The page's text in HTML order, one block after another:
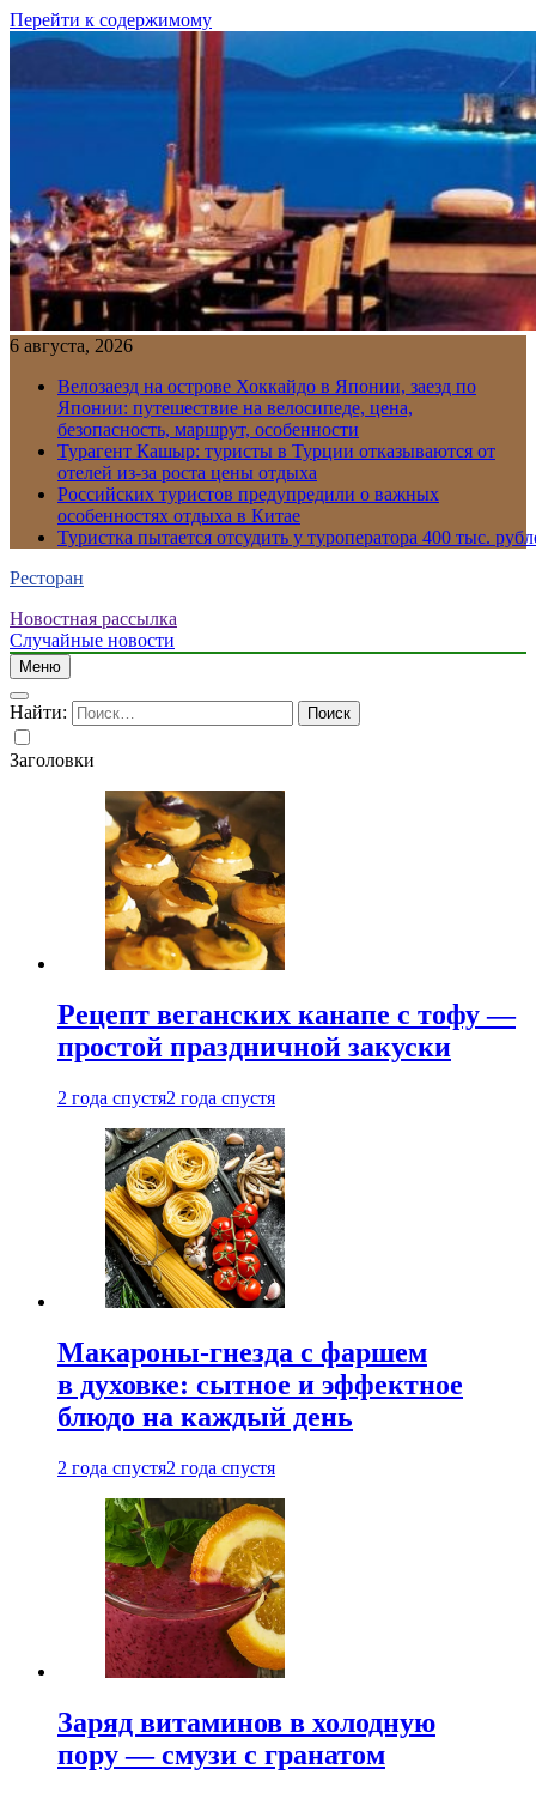
Перейти к содержимому
6 августа, 2026
Велозаезд на острове Хоккайдо в Японии, заезд по
Японии: путешествие на велосипеде, цена,
безопасность, маршрут, особенности
Турагент Кашыр: туристы в Турции отказываются от
отелей из-за роста цены отдыха
Российских туристов предупредили о важных
особенностях отдыха в Китае
Туристка пытается отсудить у туроператора 400 тыс.
Ресторан
Новостная рассылка
Случайные новости
Меню
Найти:
Заголовки
Рецепт веганских канапе с тофу —
простой праздничной закуски
2 года спустя2 года спустя
Макароны-гнезда с фаршем
в духовке: сытное и эффектное
блюдо на каждый день
2 года спустя2 года спустя
Заряд витаминов в холодную
пору — смузи с гранатом